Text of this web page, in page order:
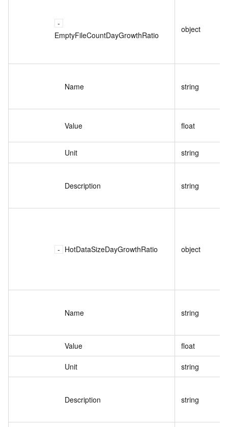
EmptyFileCountDayGrowthRatio
object
Name string
Value float
Unit string
Description string
HotDataSizeDayGrowthRatio object
Name string
Value float
Unit string
Description string